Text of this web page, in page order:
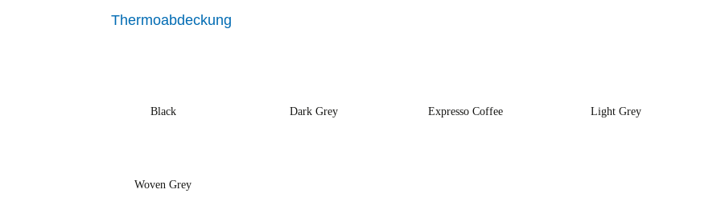
Thermoabdeckung
Black
Woven Grey
Dark Grey Expresso Coffee Light Grey